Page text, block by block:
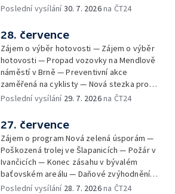
Chybějící toalety u dětských hřišť —
bývalého nákupního domu Letná — Končí 52.
ročník Letní filmové školy — 3. ročník
komunitní akce Stůl ve středu — Cesta na
podporu paliativní péče
Poslední vysílání30. 7. 2026na ČT24
28. července
Zájem o výběr hotovosti — Zájem o výběr
hotovosti — Propad vozovky na Mendlově
náměstí v Brně — Preventivní akce
zaměřená na cyklisty — Nová stezka pro
cyklisty na Zlínsku — Letecká linka mezi
pozorovat zatmění Slunce — Den AČFK na
Letní filmové škole — Milan Uhde slaví 90 let
— Rekonstrukce vojenského srubu
Poslední vysílání 29. 7. 2026na ČT24
27. července
Zájem o program Nová zelená úsporám —
Poškozená trolej ve Šlapanicích — Požár v
Ivančicích — Konec zásahu v bývalém
baťovském areálu — Daňové zvýhodnění
vína — Výhružky na magistrátu v Olomouci —
Poslední vysílání 28. 7. 2026na ČT24